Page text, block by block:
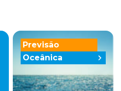
Previsão
Oceânica